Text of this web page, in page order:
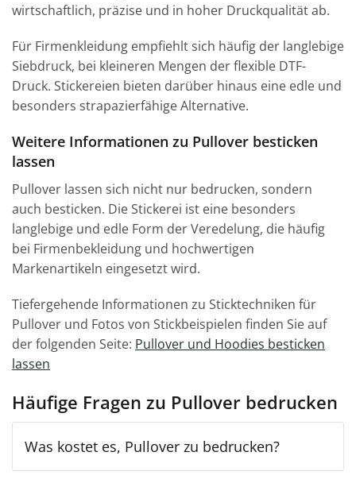
wirtschaftlich, präzise und in hoher Druckqualität ab.
Für Firmenkleidung empfiehlt sich häufig der langlebige
Siebdruck, bei kleineren Mengen der flexible DTF-
Druck. Stickereien bieten darüber hinaus eine edle und
besonders strapazierfähige Alternative.
Weitere Informationen zu Pullover besticken
lassen
Pullover lassen sich nicht nur bedrucken, sondern
auch besticken. Die Stickerei ist eine besonders
langlebige und edle Form der Veredelung, die häufig
bei Firmenbekleidung und hochwertigen
Markenartikeln eingesetzt wird.
Tiefergehende Informationen zu Sticktechniken für
Pullover und Fotos von Stickbeispielen finden Sie auf
der folgenden Seite: Pullover und Hoodies besticken
lassen
Häufige Fragen zu Pullover bedrucken
Was kostet es, Pullover zu bedrucken?